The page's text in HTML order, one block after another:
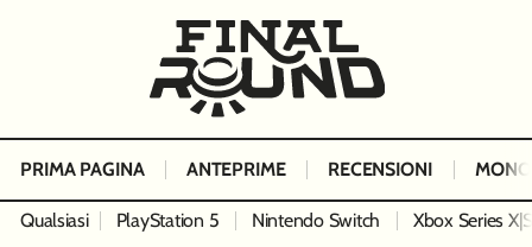
PRIMA PAGINA ANTEPRIME RECENSIONI
Qualsiasi PlayStation 5 Nintendo Switch Xbox Series